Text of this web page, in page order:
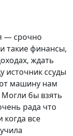
— срочно
такие финансы,
ждать
источник ссуды
машину нам
бы взять
рада что
все